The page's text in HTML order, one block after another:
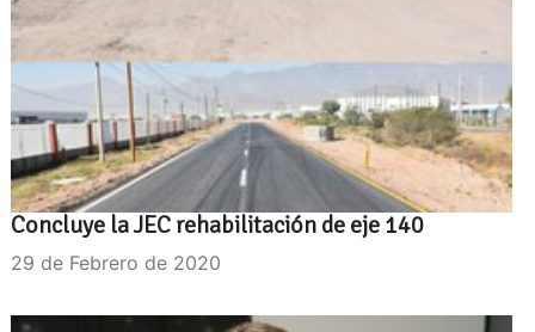
Concluye la JEC rehabilitación de eje 140
29 de Febrero de 2020